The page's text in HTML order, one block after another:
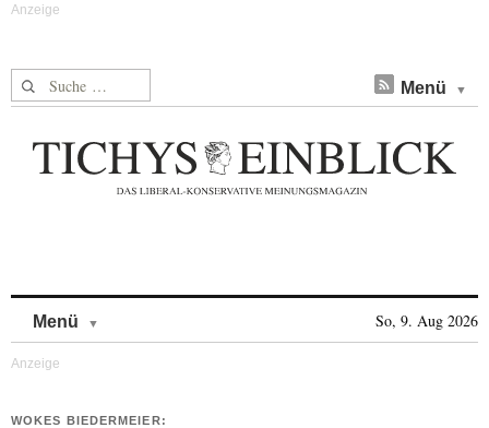
Suche nach: Menü
Menü So, 9. Aug 2026
WOKES BIEDERMEIER: